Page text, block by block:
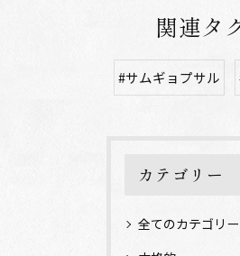
関連タ
#サムギョプサル
カテゴリー
全てのカテゴリー